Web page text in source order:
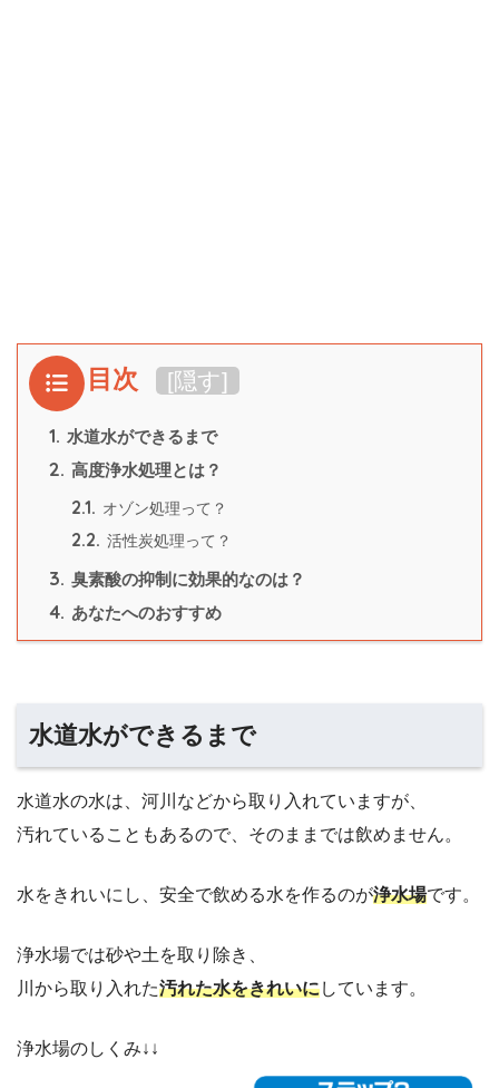
目次 [隠す]
1. 水道水ができるまで
2. 高度浄水処理とは？
2.1. オゾン処理って？
2.2. 活性炭処理って？
3. 臭素酸の抑制に効果的なのは？
4. あなたへのおすすめ
水道水ができるまで
水道水の水は、河川などから取り入れていますが、
汚れていることもあるので、そのままでは飲めません。
水をきれいにし、安全で飲める水を作るのが浄水場です。
浄水場では砂や土を取り除き、
川から取り入れた汚れた水をきれいにしています。
浄水場のしくみ↓↓